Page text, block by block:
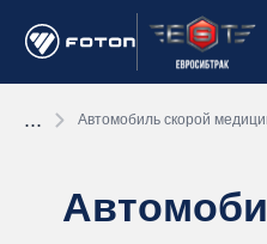
... Автомобиль скорой